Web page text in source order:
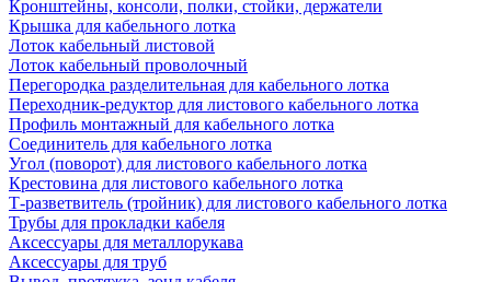
Кронштейны, консоли, полки, стойки, держатели
Крышка для кабельного лотка
Лоток кабельный листовой
Лоток кабельный проволочный
Перегородка разделительная для кабельного лотка
Переходник-редуктор для листового кабельного лотка
Профиль монтажный для кабельного лотка
Соединитель для кабельного лотка
Угол (поворот) для листового кабельного лотка
Крестовина для листового кабельного лотка
Т-разветвитель (тройник) для листового кабельного лотка
Трубы для прокладки кабеля
Аксессуары для металлорукава
Аксессуары для труб